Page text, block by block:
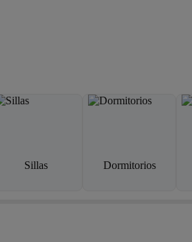
Sillas Dormitorios